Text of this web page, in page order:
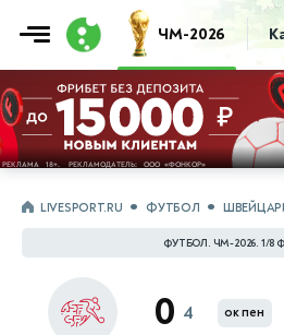
ЧМ-2026
LIVESPORT.RU ФУТБОЛ
ФУТБОЛ. ЧМ-2026. 1/8
0 4 ок пен